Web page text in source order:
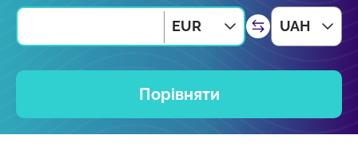
EUR UAH
Порівняти